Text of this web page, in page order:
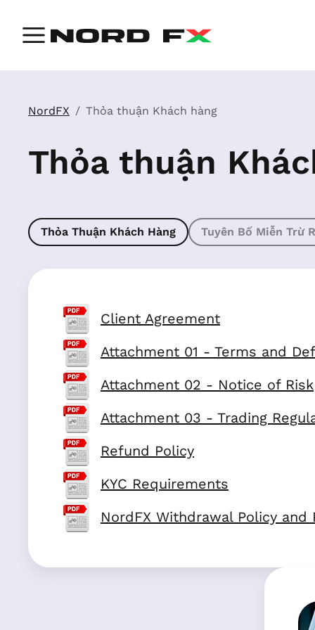
NordFX Thỏa thuận Khách hàng
Thỏa thuận
Thỏa Thuận Khách Hàng Tuyên Bố Miễn Trừ
Client Agreement
Attachment 01 - Terms and
Attachment 02 - Notice of Risk
Attachment 03 - Trading
Refund Policy
KYC Requirements
NordFX Withdrawal Policy and